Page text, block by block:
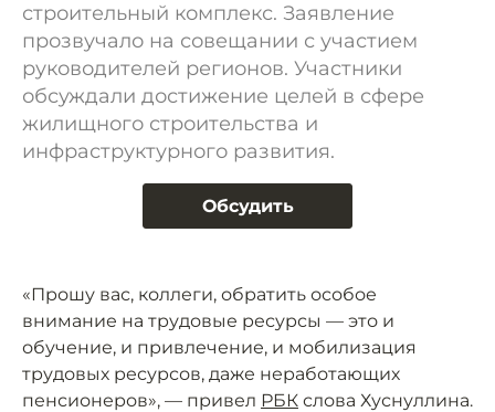
строительный комплекс. Заявление
прозвучало на совещании с участием
руководителей регионов. Участники
обсуждали достижение целей в сфере
жилищного строительства и
инфраструктурного развития.
Обсудить
«Прошу вас, коллеги, обратить особое
внимание на трудовые ресурсы — это и
обучение, и привлечение, и мобилизация
трудовых ресурсов, даже неработающих
пенсионеров», — привел РБК слова Хуснуллина.